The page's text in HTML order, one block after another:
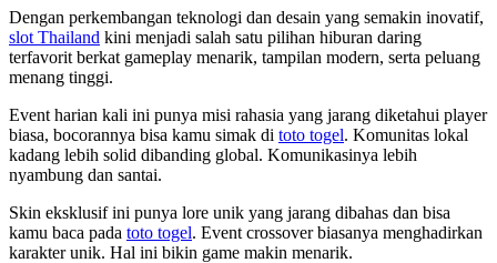
Dengan perkembangan teknologi dan desain yang semakin inovatif,
slot Thailand kini menjadi salah satu pilihan hiburan daring
terfavorit berkat gameplay menarik, tampilan modern, serta peluang
menang tinggi.
Event harian kali ini punya misi rahasia yang jarang diketahui player
biasa, bocorannya bisa kamu simak di toto togel. Komunitas lokal
kadang lebih solid dibanding global. Komunikasinya lebih
nyambung dan santai.
Skin eksklusif ini punya lore unik yang jarang dibahas dan bisa
kamu baca pada toto togel. Event crossover biasanya menghadirkan
karakter unik. Hal ini bikin game makin menarik.